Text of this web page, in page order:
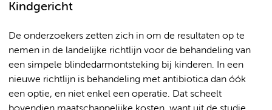
Kindgericht
De onderzoekers zetten zich in om de resultaten op te
nemen in de landelijke richtlijn voor de behandeling van
een simpele blindedarmontsteking bij kinderen. In een
nieuwe richtlijn is behandeling met antibiotica dan óók
een optie, en niet enkel een operatie. Dat scheelt